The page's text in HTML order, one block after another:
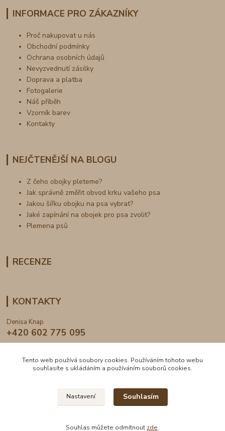
INFORMACE PRO ZÁKAZNÍKY
Proč nakupovat u nás
Obchodní podmínky
Ochrana osobních údajů
Nevyzvednutí zásilky
Doprava a platba
Fotogalerie
Náš příběh
Vzorník barev
Kontakty
NEJČTENĚJŠÍ NA BLOGU
Z čeho obojky pleteme?
Jak správně změřit obvod krku vašeho psa
Jakou šířku obojku na psa vybrat?
Jaké zapínání na obojek pro psa zvolit?
Plemena psů
RECENZE
KONTAKTY
Denisa Knap
+420 602 775 095
2024 © DogDen.cz, všechna práva vyhrazena
Tento web používá soubory cookies. Používáním tohoto webu
souhlasíte s ukládáním a používáním souborů cookies.
Nastavení Souhlasím
Souhlas můžete odmítnout zde.